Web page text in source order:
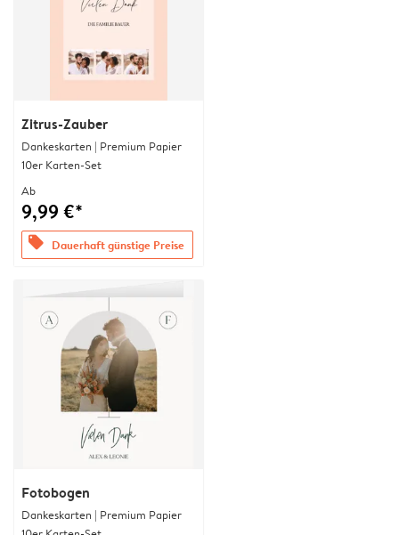
Zitrus-Zauber
Dankeskarten | Premium Papier
10er Karten-Set
Ab
9,99 €*
offers Dauerhaft günstige Preise
Fotobogen
Dankeskarten | Premium Papier